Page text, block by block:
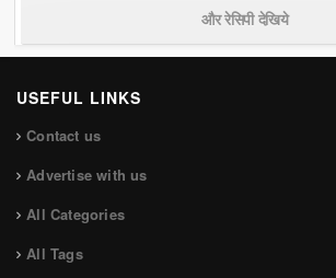
और रेसिपी देखिये
USEFUL LINKS
Contact us
Advertise with us
All Categories
All Tags